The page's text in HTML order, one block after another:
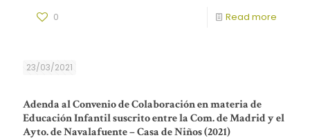
0 Read more
23/03/2021
Adenda al Convenio de Colaboración en materia de
Educación Infantil suscrito entre la Com. de Madrid y el
Ayto. de Navalafuente – Casa de Niños (2021)